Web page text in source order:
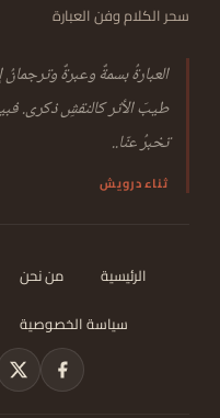
سحر الكلام وفن العبارة
العبارةُ بسمةٌ وعبرةٌ
طيبَ الأثر كالنقشِ ذكرى.
تخبرُ عنّا..
ثناء درويش
الرئيسية من نحن
سياسة الخصوصية